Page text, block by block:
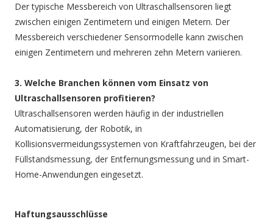
Der typische Messbereich von Ultraschallsensoren liegt
zwischen einigen Zentimetern und einigen Metern. Der
Messbereich verschiedener Sensormodelle kann zwischen
einigen Zentimetern und mehreren zehn Metern variieren.
3. Welche Branchen können vom Einsatz von
Ultraschallsensoren profitieren?
Ultraschallsensoren werden häufig in der industriellen
Automatisierung, der Robotik, in
Kollisionsvermeidungssystemen von Kraftfahrzeugen, bei der
Füllstandsmessung, der Entfernungsmessung und in Smart-
Home-Anwendungen eingesetzt.
Haftungsausschlüsse